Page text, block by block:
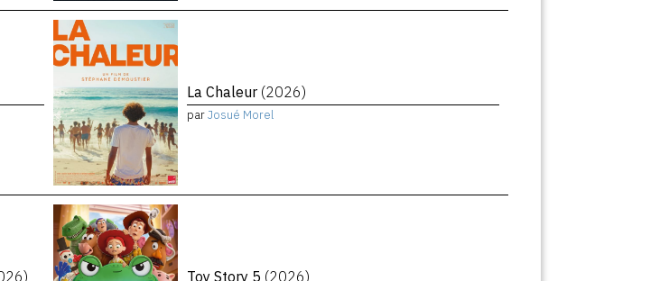
La Chaleur (2026)
parJosué Morel
Toy Story 5 (2026)